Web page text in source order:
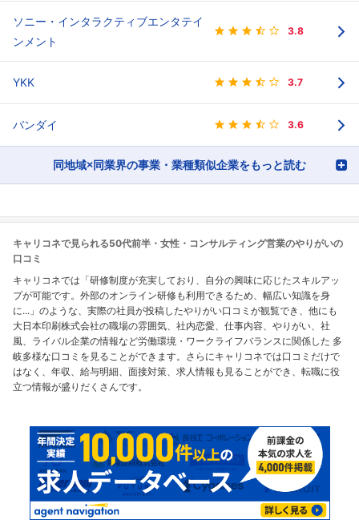
ソニー・インタラクティブエンタテイ
ンメント
3.8
YKK 3.7
バンダイ 3.6
同地域×同業界の事業・業種類似企業をもっと読む
キャリコネで見られる50代前半・女性・コンサルティング営業のやりがいの
口コミ
キャリコネでは「研修制度が充実しており、自分の興味に応じたスキルアッ
プが可能です。外部のオンライン研修も利用できるため、幅広い知識を身
に...」のような、実際の社員が投稿したやりがい口コミが観覧でき、他にも
大日本印刷株式会社の職場の雰囲気、社内恋愛、仕事内容、やりがい、社
風、ライバル企業の情報など労働環境・ワークライフバランスに関係した 多
岐多様な口コミを見ることができます。さらにキャリコネでは口コミだけで
はなく、年収、給与明細、面接対策、求人情報も見ることができ、転職に役
立つ情報が盛りだくさんです。